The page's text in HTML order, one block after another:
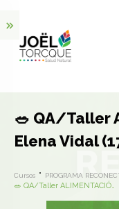
🥗 QA/Taller
Elena Vidal
Cursos PROGRAMA
🥗 QA/Taller ALIMENTACIÓN con Elena Vidal (17.12.2025)